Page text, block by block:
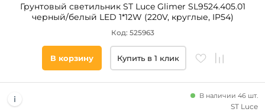
Грунтовый светильник ST Luce Glimer SL9524.405.01
черный/белый LED 1*12W (220V, круглые, IP54)
Код: 525963
В корзину Купить в 1 клик
В наличии 46 шт.
ST Luce